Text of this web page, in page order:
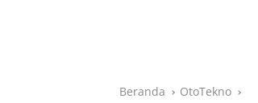
Beranda OtoTekno